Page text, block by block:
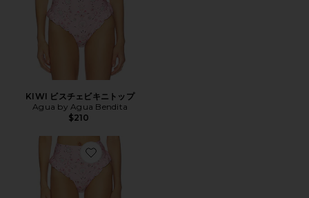
KIWI ビスチェビキニトップ
Agua by Agua Bendita
$210
Favorite JENGIBRE ハイウエスト ビキニボトム